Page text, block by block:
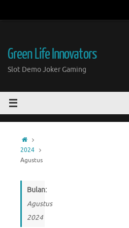
Green Life Innovators
Slot Demo Joker Gaming
Home
2024
Agustus
Bulan:
Agustus
2024